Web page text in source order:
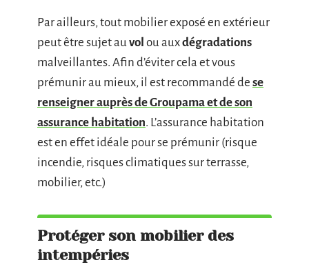
Par ailleurs, tout mobilier exposé en extérieur
peut être sujet auvol ou auxdégradations
malveillantes. Afin d’éviter cela et vous
prémunir au mieux, il est recommandé de se
renseigner auprès de Groupama et de son
assurance habitation. L’assurance habitation
est en effet idéale pour se prémunir (risque
incendie, risques climatiques sur terrasse,
mobilier, etc.)
Protéger son mobilier des
intempéries